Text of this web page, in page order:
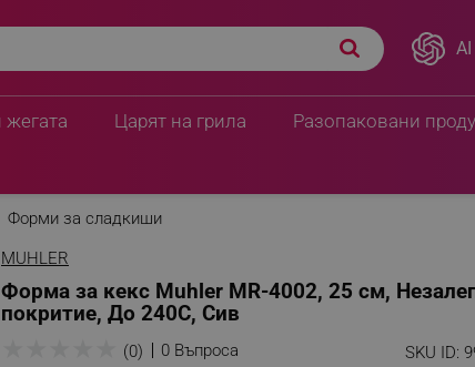
жегата Царят на грила Разопаковани
Форми за сладкиши
MUHLER
Форма за кекс Muhler MR-4002, 25 см,
покритие, До 240C, Сив
SKU ID:
(0) 0 Въпроса